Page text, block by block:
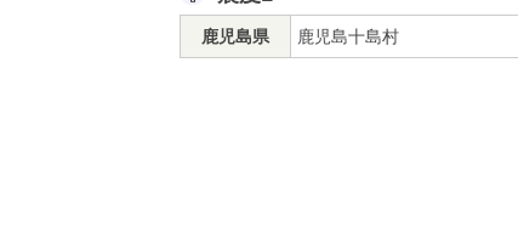
鹿児島県 鹿児島十島村